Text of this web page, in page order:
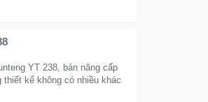
YT 238, bản nâng cấp
thiết kế không có nhiều khác